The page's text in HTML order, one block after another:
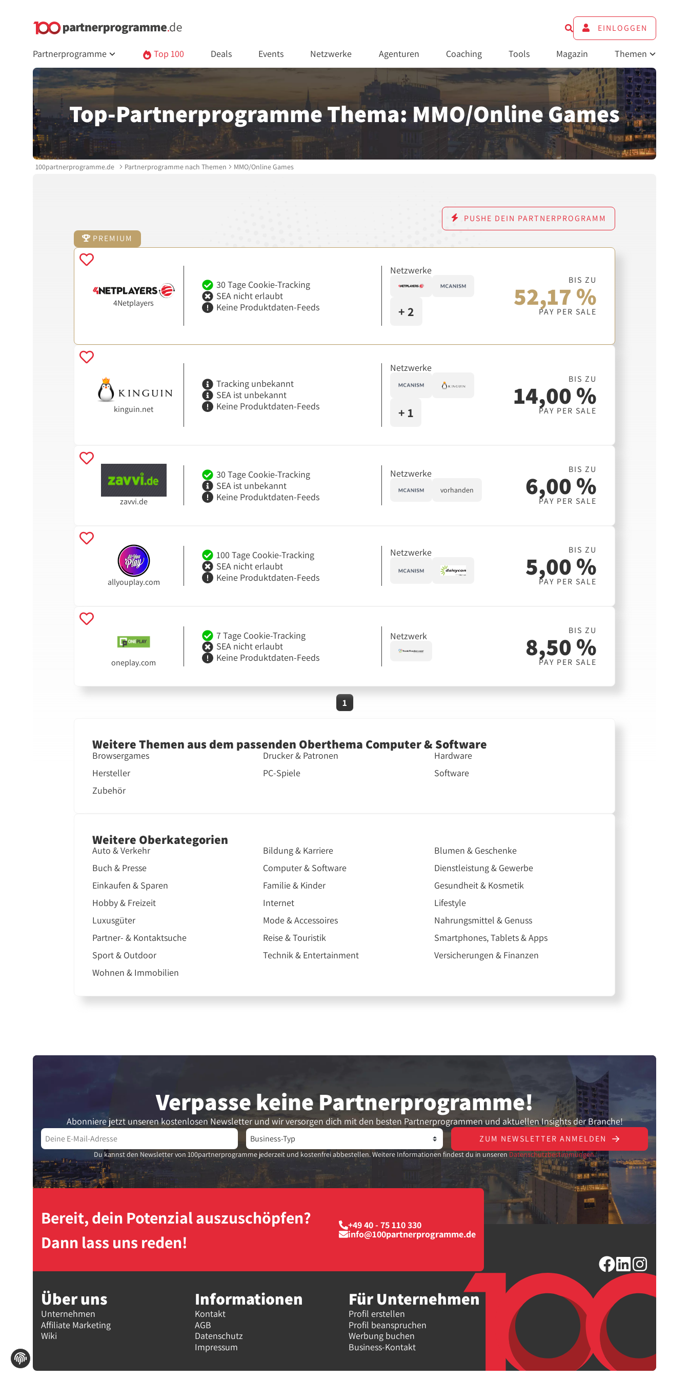
EINLOGGEN
Partnerprogramme Top 100 Deals Events Netzwerke Agenturen Coaching Tools Magazin Themen
Top-Partnerprogramme Thema: MMO/Online Games
100partnerprogramme.de Partnerprogramme nach Themen MMO/Online Games
PUSHE DEIN PARTNERPROGRAMM
PREMIUM
4Netplayers
30 Tage Cookie-Tracking
SEA nicht erlaubt
Keine Produktdaten-Feeds
Netzwerke
+ 2
BIS ZU
52,17 %
PAY PER SALE
kinguin.net
Tracking unbekannt
SEA ist unbekannt
Keine Produktdaten-Feeds
Netzwerke
+ 1
BIS ZU
14,00 %
PAY PER SALE
zavvi.de
30 Tage Cookie-Tracking
SEA ist unbekannt
Keine Produktdaten-Feeds
Netzwerke
vorhanden
BIS ZU
6,00 %
PAY PER SALE
allyouplay.com
100 Tage Cookie-Tracking
SEA nicht erlaubt
Keine Produktdaten-Feeds
Netzwerke BIS ZU
5,00 %
PAY PER SALE
oneplay.com
7 Tage Cookie-Tracking
SEA nicht erlaubt
Keine Produktdaten-Feeds
Netzwerk BIS ZU
8,50 %
PAY PER SALE
1
Weitere Themen aus dem passenden Oberthema Computer & Software
Browsergames Drucker & Patronen
Hardware
Hersteller
PC-Spiele
Software
Zubehör
Weitere Oberkategorien
Auto & Verkehr Bildung & Karriere
Blumen & Geschenke
Buch & Presse
Computer & Software
Dienstleistung & Gewerbe
Einkaufen & Sparen
Familie & Kinder
Gesundheit & Kosmetik
Hobby & Freizeit
Internet
Lifestyle
Luxusgüter
Mode & Accessoires
Nahrungsmittel & Genuss
Partner- & Kontaktsuche
Reise & Touristik
Smartphones, Tablets & Apps
Sport & Outdoor
Technik & Entertainment
Versicherungen & Finanzen
Wohnen & Immobilien
Verpasse keine Partner­programme!
Abonniere jetzt unseren kostenlosen Newsletter und wir versorgen dich mit den besten Partnerprogrammen und aktuellen Insights der Branche!
ZUM NEWSLETTER ANMELDEN
Du kannst den Newsletter von 100partnerprogramme jederzeit und kostenfrei abbestellen. Weitere Informationen findest du in unseren Datenschutzbestimmungen.
Bereit, dein Potenzial auszuschöpfen?
Dann lass uns reden!
+49 40 - 75 110 330
info@100partnerprogramme.de
Über uns
Unternehmen
Affiliate Marketing
Wiki
Informationen
Kontakt
AGB
Datenschutz
Impressum
Für Unternehmen
Profil erstellen
Profil beanspruchen
Werbung buchen
Business-Kontakt